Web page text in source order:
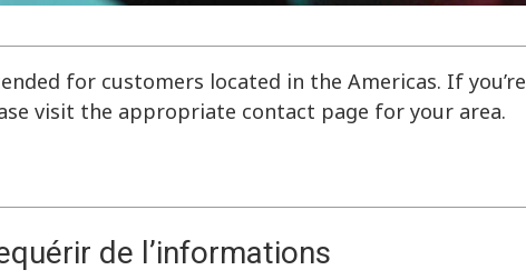
for customers located in the Americas. If you’re
visit the appropriate contact page for your area.
de l’informations